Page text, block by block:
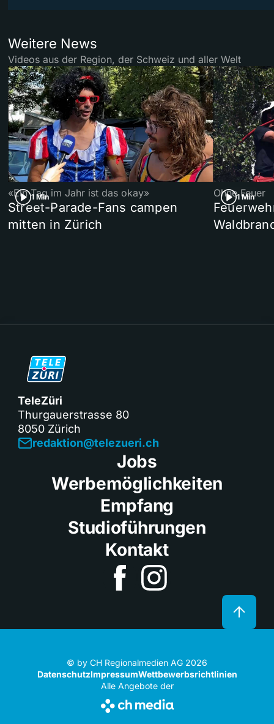
Weitere News
Videos aus der Region, der Schweiz und aller Welt
1 Min
«Ein Tag im Jahr ist das okay»
Street-Parade-Fans campen
mitten in Zürich
1 Min
Ohne Feuer
TeleZüri
Thurgauerstrasse 80
8050 Zürich
redaktion@telezueri.ch
Jobs
Werbemöglichkeiten
Empfang
Studioführungen
Kontakt
© by CH Regionalmedien AG 2026
DatenschutzImpressumWettbewerbsrichtlinien
Alle Angebote der